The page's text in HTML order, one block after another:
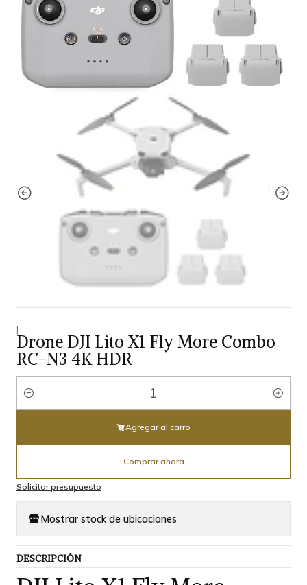
|
Drone DJI Lito X1 Fly More Combo
RC-N3 4K HDR
Cantidad
Agregar al carro
Comprar ahora
Solicitar presupuesto
Mostrar stock de ubicaciones
DESCRIPCIÓN